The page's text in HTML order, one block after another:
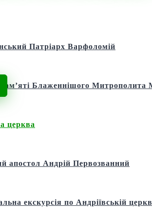
Патріарх Варфоломій
Блаженнішого
церква
апостол Андрій Первозванний
екскурсія по Андріївській